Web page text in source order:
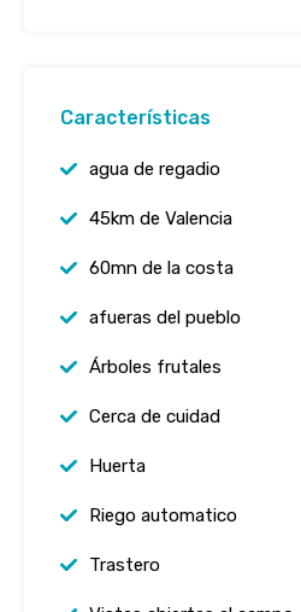
Características
agua de regadio
45km de Valencia
60mn de la costa
afueras del pueblo
Árboles frutales
Cerca de cuidad
Huerta
Riego automatico
Trastero